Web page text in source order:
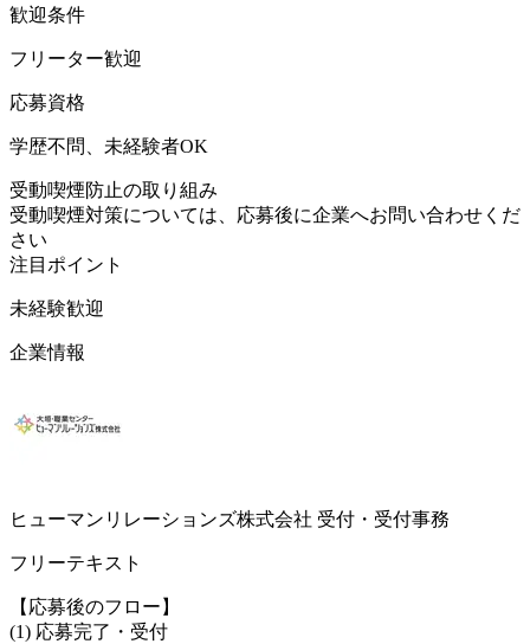
歓迎条件
フリーター歓迎
応募資格
学歴不問、未経験者OK
受動喫煙防止の取り組み
受動喫煙対策については、応募後に企業へお問い合わせくだ
さい
注目ポイント
未経験歓迎
企業情報
ヒューマンリレーションズ株式会社 受付・受付事務
フリーテキスト
【応募後のフロー】
(1) 応募完了・受付